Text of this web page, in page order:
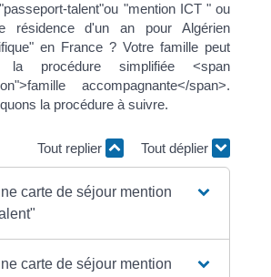
talent"ou "mention ICT " ou
résidence d'un an pour Algérien
en France ? Votre famille peut
la procédure simplifiée <span
accompagnante</span>.
la procédure à suivre.
Tout replier Tout déplier
carte de séjour mention
carte de séjour mention